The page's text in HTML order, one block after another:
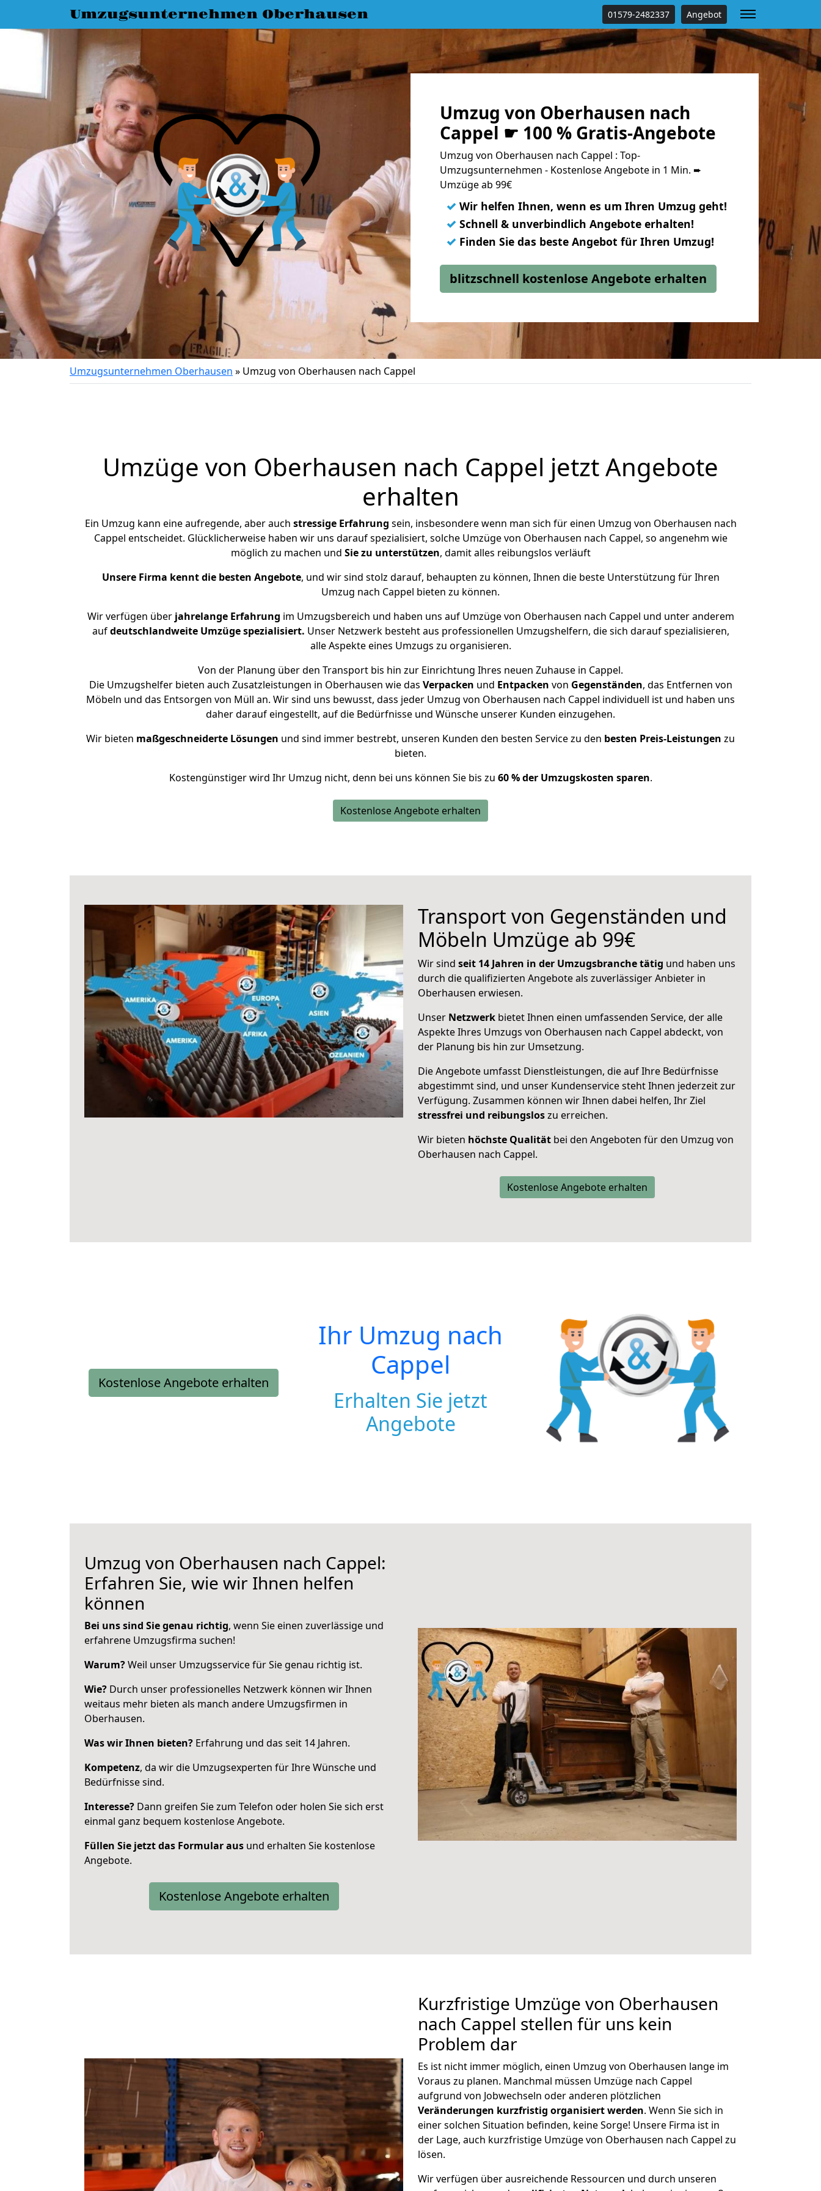
Umzugsunternehmen Oberhausen 01579-2482337 Angebot
Umzug von Oberhausen nach
Cappel ☛ 100 % Gratis-Angebote
Umzug von Oberhausen nach Cappel : Top-
Umzugsunternehmen - Kostenlose Angebote in 1 Min. ➨
Umzüge ab 99€
✓ Wir helfen Ihnen, wenn es um Ihren Umzug geht!
✓ Schnell & unverbindlich Angebote erhalten!
✓ Finden Sie das beste Angebot für Ihren Umzug!
blitzschnell kostenlose Angebote erhalten
Umzugsunternehmen Oberhausen » Umzug von Oberhausen nach Cappel
Umzüge von Oberhausen nach Cappel jetzt Angebote
erhalten
Ein Umzug kann eine aufregende, aber auch stressige Erfahrung sein, insbesondere wenn man sich für einen Umzug von Oberhausen nach
Cappel entscheidet. Glücklicherweise haben wir uns darauf spezialisiert, solche Umzüge von Oberhausen nach Cappel, so angenehm wie
möglich zu machen und Sie zu unterstützen, damit alles reibungslos verläuft
Unsere Firma kennt die besten Angebote, und wir sind stolz darauf, behaupten zu können, Ihnen die beste Unterstützung für Ihren
Umzug nach Cappel bieten zu können.
Wir verfügen überjahrelange Erfahrung im Umzugsbereich und haben uns auf Umzüge von Oberhausen nach Cappel und unter anderem
aufdeutschlandweite Umzüge spezialisiert. Unser Netzwerk besteht aus professionellen Umzugshelfern, die sich darauf spezialisieren,
alle Aspekte eines Umzugs zu organisieren.
Von der Planung über den Transport bis hin zur Einrichtung Ihres neuen Zuhause in Cappel.
Die Umzugshelfer bieten auch Zusatzleistungen in Oberhausen wie das Verpacken und Entpacken von Gegenständen, das Entfernen von
Möbeln und das Entsorgen von Müll an. Wir sind uns bewusst, dass jeder Umzug von Oberhausen nach Cappel individuell ist und haben uns
daher darauf eingestellt, auf die Bedürfnisse und Wünsche unserer Kunden einzugehen.
Wir bieten maßgeschneiderte Lösungen und sind immer bestrebt, unseren Kunden den besten Service zu den besten Preis-Leistungen zu
bieten.
Kostengünstiger wird Ihr Umzug nicht, denn bei uns können Sie bis zu 60 % der Umzugskosten sparen.
Kostenlose Angebote erhalten
Transport von Gegenständen und
Möbeln Umzüge ab 99€
Wir sind seit 14 Jahren in der Umzugsbranche tätig und haben uns
durch die qualifizierten Angebote als zuverlässiger Anbieter in
Oberhausen erwiesen.
Unser Netzwerk bietet Ihnen einen umfassenden Service, der alle
Aspekte Ihres Umzugs von Oberhausen nach Cappel abdeckt, von
der Planung bis hin zur Umsetzung.
Die Angebote umfasst Dienstleistungen, die auf Ihre Bedürfnisse
abgestimmt sind, und unser Kundenservice steht Ihnen jederzeit zur
Verfügung. Zusammen können wir Ihnen dabei helfen, Ihr Ziel
stressfrei und reibungsloszu erreichen.
Wir bieten höchste Qualität bei den Angeboten für den Umzug von
Oberhausen nach Cappel.
Kostenlose Angebote erhalten
Kostenlose Angebote erhalten
Ihr Umzug nach
Cappel
Erhalten Sie jetzt
Angebote
Umzug von Oberhausen nach Cappel:
Erfahren Sie, wie wir Ihnen helfen
können
Bei uns sind Sie genau richtig, wenn Sie einen zuverlässige und
erfahrene Umzugsfirma suchen!
Warum?Weil unser Umzugsservice für Sie genau richtig ist.
Wie? Durch unser professionelles Netzwerk können wir Ihnen
weitaus mehr bieten als manch andere Umzugsfirmen in
Oberhausen.
Was wir Ihnen bieten? Erfahrung und das seit 14 Jahren.
Kompetenz, da wir die Umzugsexperten für Ihre Wünsche und
Bedürfnisse sind.
Interesse? Dann greifen Sie zum Telefon oder holen Sie sich erst
einmal ganz bequem kostenlose Angebote.
Füllen Sie jetzt das Formular aus und erhalten Sie kostenlose
Angebote.
Kostenlose Angebote erhalten
Kurzfristige Umzüge von Oberhausen
nach Cappel stellen für uns kein
Problem dar
Es ist nicht immer möglich, einen Umzug von Oberhausen lange im
Voraus zu planen. Manchmal müssen Umzüge nach Cappel
aufgrund von Jobwechseln oder anderen plötzlichen
Veränderungen kurzfristig organisiert werden. Wenn Sie sich in
einer solchen Situation befinden, keine Sorge! Unsere Firma ist in
der Lage, auch kurzfristige Umzüge von Oberhausen nach Cappel zu
lösen.
Wir verfügen über ausreichende Ressourcen und durch unseren